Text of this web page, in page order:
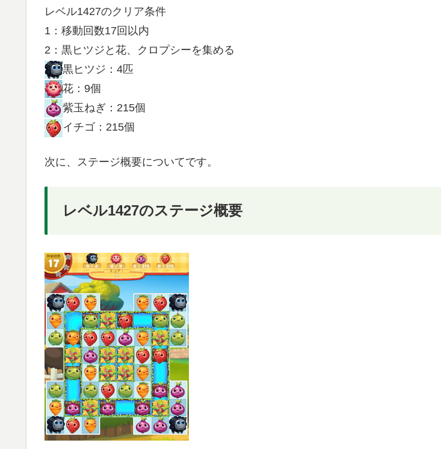
レベル1427のクリア条件
1：移動回数17回以内
2：黒ヒツジと花、クロプシーを集める
黒ヒツジ：4匹
花：9個
紫玉ねぎ：215個
イチゴ：215個
次に、ステージ概要についてです。
レベル1427のステージ概要